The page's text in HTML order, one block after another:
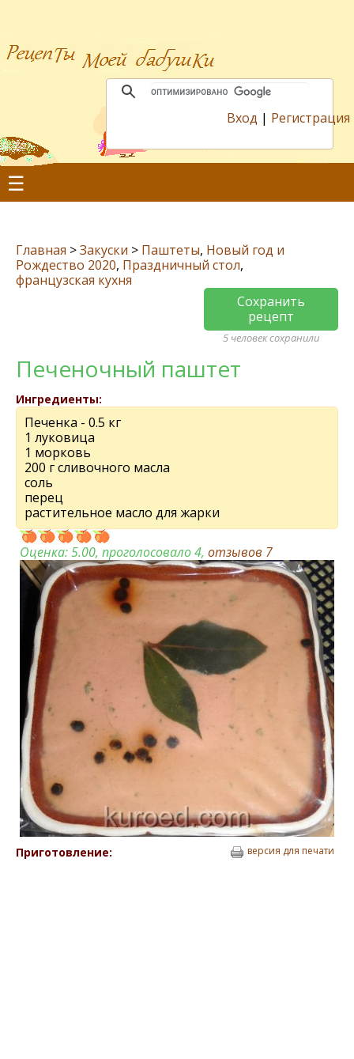
Вход | Регистрация
☰
Главная >Закуски > Паштеты, Новый год и
Рождество 2020, Праздничный стол,
французская кухня
Сохранить
рецепт
5 человек сохранили
Печеночный паштет
Ингредиенты:
Печенка - 0.5 кг
1 луковица
1 морковь
200 г сливочного масла
соль
перец
растительное масло для жарки
Оценка:5.00, проголосовало 4, отзывов 7
Приготовление: версия для печати